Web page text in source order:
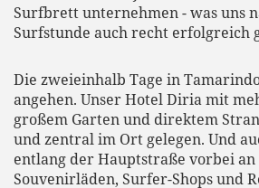
Surfbrett unternehmen - was uns
Surfstunde auch recht erfolgreich
Die zweieinhalb Tage in
angehen. Unser Hotel Diria mit
großem Garten und direktem
und zentral im Ort gelegen. Und
entlang der Hauptstraße vorbei an
Souvenirläden, Surfer-Shops und